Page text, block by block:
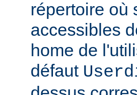
répertoire où
accessibles
home de
défaut